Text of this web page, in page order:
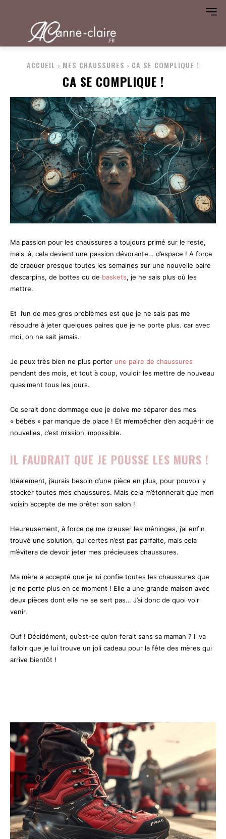
ACCUEIL MES CHAUSSURES CA SE COMPLIQUE !
CA SE COMPLIQUE !
Ma passion pour les chaussures a toujours primé sur le reste,
mais là, cela devient une passion dévorante… d’espace ! A force
de craquer presque toutes les semaines sur une nouvelle paire
d’escarpins, de bottes ou de baskets, je ne sais plus où les
mettre.
Et l’un de mes gros problèmes est que je ne sais pas me
résoudre à jeter quelques paires que je ne porte plus. car avec
moi, on ne sait jamais.
Je peux très bien ne plus porter une paire de chaussures
pendant des mois, et tout à coup, vouloir les mettre de nouveau
quasiment tous les jours.
Ce serait donc dommage que je doive me séparer des mes
« bébés » par manque de place ! Et m’empêcher d’en acquérir de
nouvelles, c’est mission impossible.
IL FAUDRAIT QUE JE POUSSE LES MURS !
Idéalement, j’aurais besoin d’une pièce en plus, pour pouvoir y
stocker toutes mes chaussures. Mais cela m’étonnerait que mon
voisin accepte de me prêter son salon !
Heureusement, à force de me creuser les méninges, j’ai enfin
trouvé une solution, qui certes n’est pas parfaite, mais cela
m’évitera de devoir jeter mes précieuses chaussures.
Ma mère a accepté que je lui confie toutes les chaussures que
je ne porte plus en ce moment ! Elle a une grande maison avec
deux pièces dont elle ne se sert pas… J’ai donc de quoi voir
venir.
Ouf ! Décidément, qu’est-ce qu’on ferait sans sa maman ? Il va
falloir que je lui trouve un joli cadeau pour la fête des mères qui
arrive bientôt !